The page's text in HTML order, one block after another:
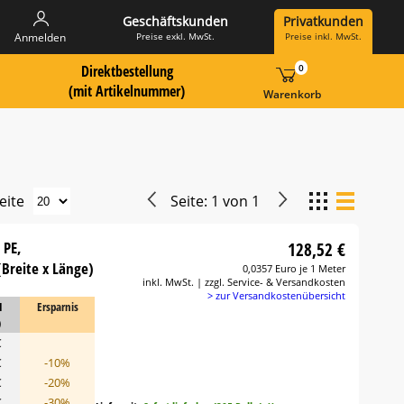
Anmelden
Geschäftskunden
Preise exkl. MwSt.
Privatkunden
Preise inkl. MwSt.
hier eingeben:
LandingpageDirektbestellung
(mit Artikelnummer)
Warenkorb
0
Seite: 1 von 1
x Länge)
Ersparnis
-10%
-20%
128,52 €
0,0357 Euro je 1 Meter
inkl. MwSt. | zzgl. Service- & Versandkosten
> zur Versandkostenübersicht